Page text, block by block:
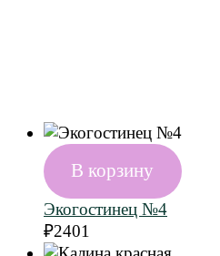
В корзину
Экогостинец №4
₽2401